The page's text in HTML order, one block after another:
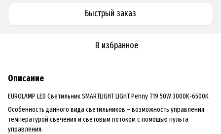
Быстрый заказ
В избранное
Описание
EUROLAMP LED Светильник SMARTLIGHT LIGHT Penny T19 50W 3000K-6500K
Особенность данного вида светильников – возможность управления
температурой свечения и световым потоком с помощью пульта
управления.